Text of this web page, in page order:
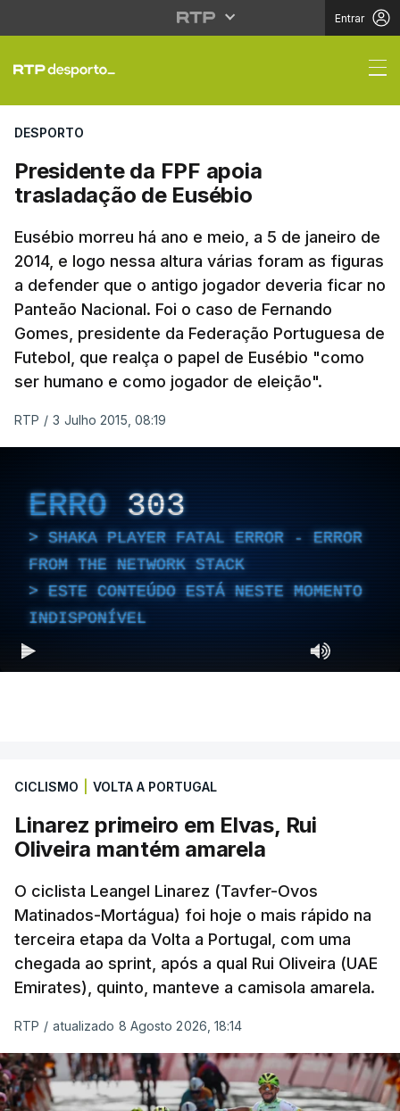
Entrar
Presidente da FPF
DESPORTO
Presidente da FPF apoia
trasladação de Eusébio
Eusébio morreu há ano e meio, a 5 de janeiro de
2014, e logo nessa altura várias foram as figuras
a defender que o antigo jogador deveria ficar no
Panteão Nacional. Foi o caso de Fernando
Gomes, presidente da Federação Portuguesa de
Futebol, que realça o papel de Eusébio "como
ser humano e como jogador de eleição".
RTP / 3 Julho 2015, 08:19
ERRO 303
SHAKA PLAYER FATAL ERROR - ERROR
FROM THE NETWORK STACK
ESTE CONTEÚDO ESTÁ NESTE MOMENTO
INDISPONÍVEL
CICLISMO VOLTA A PORTUGAL
Linarez primeiro em Elvas, Rui
Oliveira mantém amarela
O ciclista Leangel Linarez (Tavfer-Ovos
Matinados-Mortágua) foi hoje o mais rápido na
terceira etapa da Volta a Portugal, com uma
chegada ao sprint, após a qual Rui Oliveira (UAE
Emirates), quinto, manteve a camisola amarela.
RTP / atualizado 8 Agosto 2026, 18:14